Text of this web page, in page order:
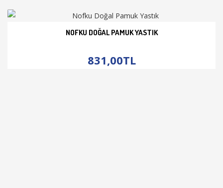
NOFKU DOĞAL PAMUK YASTIK
831,00TL